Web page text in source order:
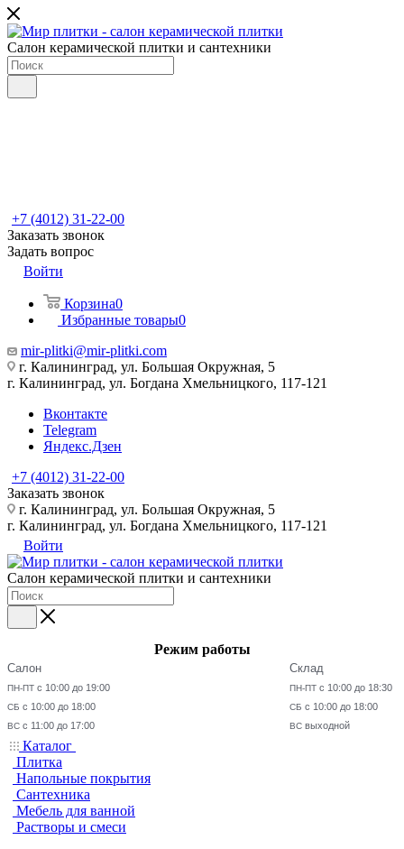
Салон керамической плитки и сантехники
+7 (4012) 31-22-00
Заказать звонок
Задать вопрос
Войти
Корзина0
Избранные товары0
mir-plitki@mir-plitki.com
г. Калининград, ул. Большая Окружная, 5
г. Калининград, ул. Богдана Хмельницкого, 117-121
Вконтакте
Telegram
Яндекс.Дзен
+7 (4012) 31-22-00
Заказать звонок
г. Калининград, ул. Большая Окружная, 5
г. Калининград, ул. Богдана Хмельницкого, 117-121
Войти
Салон керамической плитки и сантехники
Режим работы
Салон
ПН-ПТ с 10:00 до 19:00
СБ с 10:00 до 18:00
ВС с 11:00 до 17:00
Склад
ПН-ПТ с 10:00 до 18:30
СБ с 10:00 до 18:00
ВС выходной
Каталог
Плитка
Напольные покрытия
Сантехника
Мебель для ванной
Растворы и смеси